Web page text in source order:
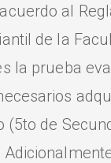
al
de la
la prueba
(5to de